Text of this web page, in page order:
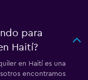
para
Haití?
en Haití es una
encontramos